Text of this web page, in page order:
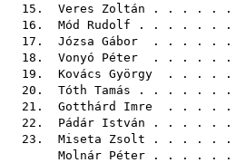
15. Veres Zoltán . . . . .
16. Mód Rudolf . . . . . .
17. Józsa Gábor . . . . .
18. Vonyó Péter . . . . .
19. Kovács György . . . .
20. Tóth Tamás . . . . . .
21. Gotthárd Imre . . . .
22. Pádár István . . . . .
23. Miseta Zsolt . . . . .
Molnár Péter . . . . .